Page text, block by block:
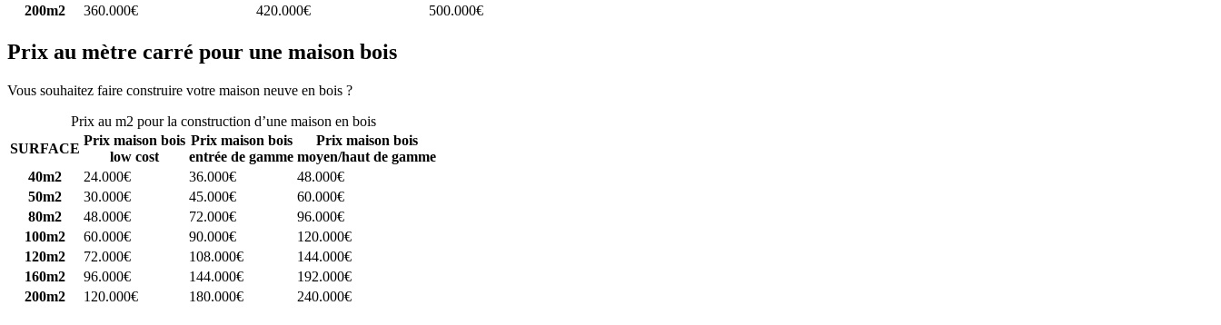
200m2
360.000€ 420.000€ 500.000€
Prix au mètre carré pour une maison bois
Vous souhaitez faire construire votre maison neuve en bois ?
Prix au m2 pour la construction d’une maison en bois
SURFACE
Prix maison bois
low cost
Prix maison bois
entrée de gamme
Prix maison bois
moyen/haut de gamme
40m2
24.000€ 36.000€
48.000€
50m2
30.000€ 45.000€
60.000€
80m2
48.000€ 72.000€
96.000€
100m2
60.000€ 90.000€
120.000€
120m2
72.000€ 108.000€
144.000€
160m2
96.000€ 144.000€
192.000€
200m2
120.000€ 180.000€ 240.000€